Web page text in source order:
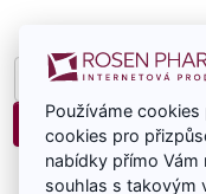
Souhlasím
Používáme
cookies pro
nabídky přímo Vám
souhlas s takovým